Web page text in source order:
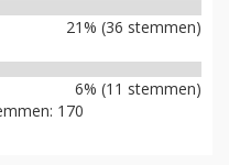
21% (36 stemmen)
6% (11 stemmen)
170